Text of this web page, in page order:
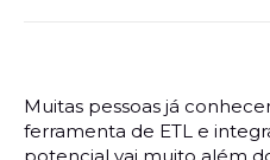
Muitas pessoas já
ferramenta de ETL e